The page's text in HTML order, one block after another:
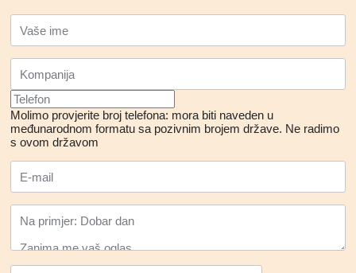
Molimo provjerite broj telefona: mora biti naveden u
međunarodnom formatu sa pozivnim brojem države. Ne radimo
s ovom državom